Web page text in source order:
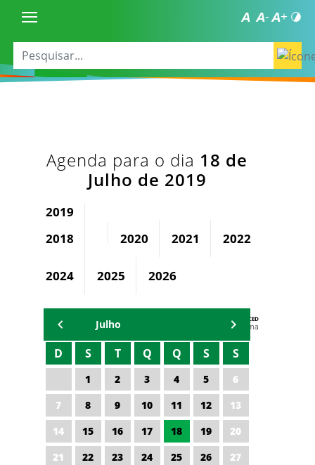
Agenda para o dia 18 de
Julho de 2019
2019
2018
2020 2021 2022
2024 2025 2026
AGENDA DA CODED/CED
Vagna Lima
Julho
D S T Q Q S S
1 2 3 4 5
6
7
8 9 10 11 12
13
14
15 16 17 18 19
20
21
22 23 24 25 26
27